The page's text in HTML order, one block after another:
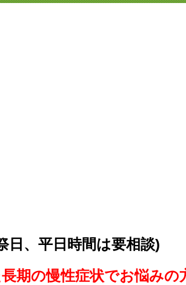
、平日時間は要相談)
期の慢性症状でお悩みの